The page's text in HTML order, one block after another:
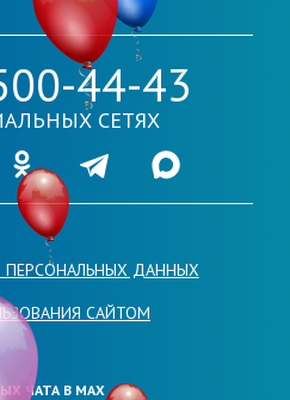
44-43
СЕТЯХ
во VKontakte
наш канал в Youtube
Ссылка на нашу группу в
Ссылка на наш канал в
Ссылка на наш
ДАННЫХ
САЙТОМ
ЧАТА В МАХ